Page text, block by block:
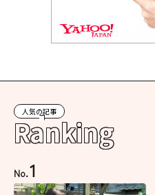
人気の記事
Ranking
No.1